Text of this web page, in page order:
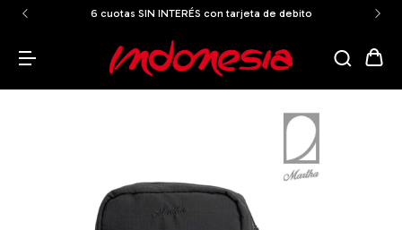
6 cuotas SIN INTERÉS con tarjeta de debito